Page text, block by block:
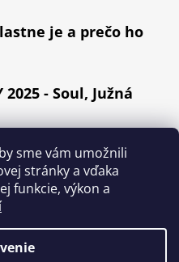
sme vám umožnili
stránky a vďaka
funkcie, výkon a
je a prečo ho
2025 - Soul, Južná